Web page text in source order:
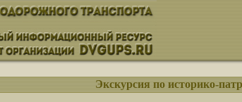
Экскурсия по историко-